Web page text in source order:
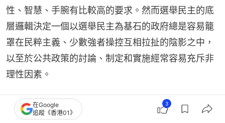
性、智慧、手腕有比較高的要求。然而選舉民主的底
層邏輯決定一個以選舉民主為基石的政府總是容易籠
罩在民粹主義、少數強者操控互相拉扯的陰影之中，
以至於公共政策的討論、制定和實施經常容易充斥非
理性因素。
協商民主當然值得積極倡導，但如果忽略協商的實際
成效，空談協商民主，便是本末倒置。協商民主能在
在Google
追蹤《香港01》
3